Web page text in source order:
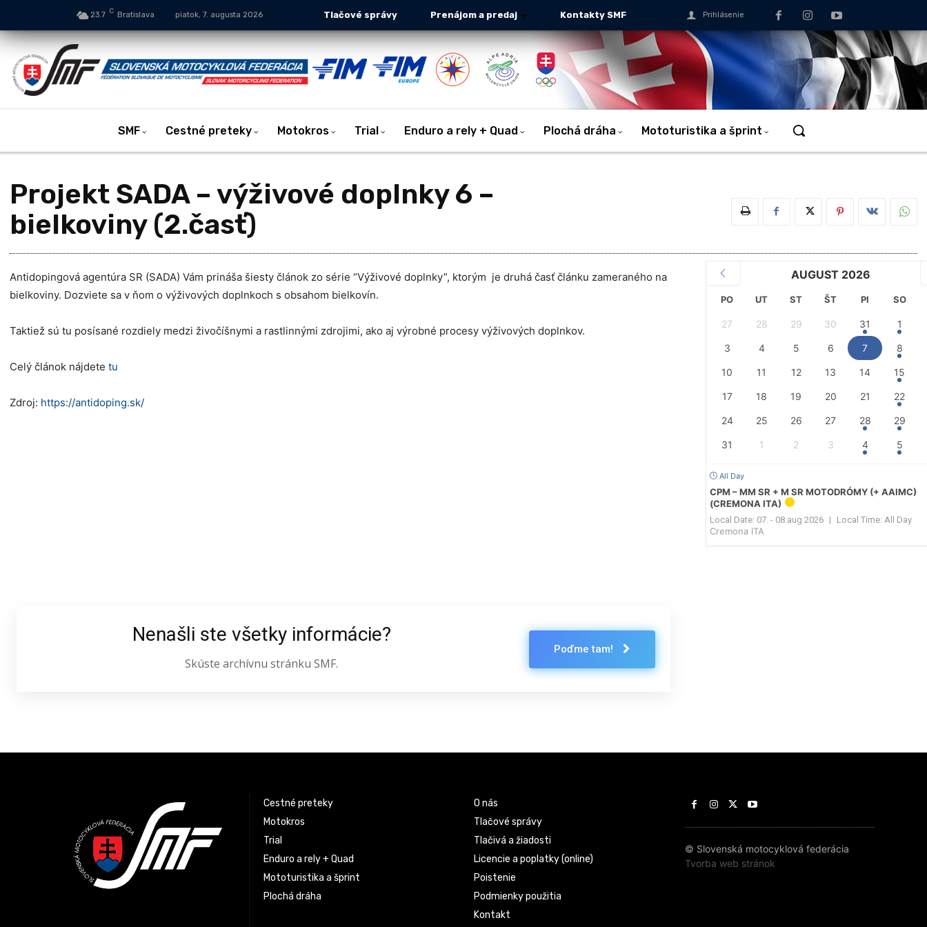
23.7 C Bratislava piatok, 7. augusta 2026 Tlačové správy Prenájom a predaj Kontakty SMF Prihlásenie
SMF Cestné preteky Motokros Trial Enduro a rely + Quad Plochá dráha Mototuristika a šprint
Projekt SADA – výživové doplnky 6 –
bielkoviny (2.časť)
Antidopingová agentúra SR (SADA) Vám prináša šiesty článok zo série “Výživové doplnky”, ktorým je druhá časť článku zameraného na
bielkoviny. Dozviete sa v ňom o výživových doplnkoch s obsahom bielkovín.
Taktiež sú tu posísané rozdiely medzi živočíšnymi a rastlinnými zdrojimi, ako aj výrobné procesy výživových doplnkov.
Celý článok nájdete tu
Zdroj: https://antidoping.sk/
AUGUST 2026
PO UT ST ŠT PI SO
27 28 29 30 31 1
3 4 5 6 7 8
10 11 12 13 14 15
17 18 19 20 21 22
24 25 26 27 28 29
31 1 2 3 4 5
All Day
CPM – MM SR + M SR MOTODRÓMY (+ AAIMC)
(CREMONA ITA)
Local Date: 07. - 08.aug 2026 | Local Time: All Day
Cremona ITA
Nenašli ste všetky informácie?
Skúste archívnu stránku SMF.
Poďme tam!
Cestné preteky
Motokros
Trial
Enduro a rely + Quad
Mototuristika a šprint
Plochá dráha
O nás
Tlačové správy
Tlačivá a žiadosti
Licencie a poplatky (online)
Poistenie
Podmienky použitia
Kontakt
© Slovenská motocyklová federácia
Tvorba web stránok